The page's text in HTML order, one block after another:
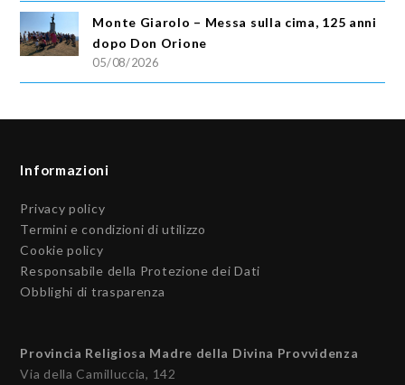
Monte Giarolo – Messa sulla cima, 125 anni
dopo Don Orione
05/08/2026
Informazioni
Privacy policy
Termini e condizioni di utilizzo
Cookie policy
Responsabile della Protezione dei Dati
Obblighi di trasparenza
Provincia Religiosa Madre della Divina Provvidenza
Via della Camilluccia, 142